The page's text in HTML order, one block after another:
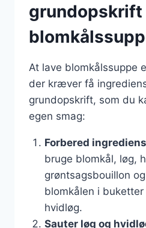
grundopskrift
At lave blomkålssuppe
der kræver få
grundopskrift, som du
egen smag:
Forbered
bruge blomkål, løg,
grøntsagsbouillon
blomkålen i
hvidløg.
Sauter løg og